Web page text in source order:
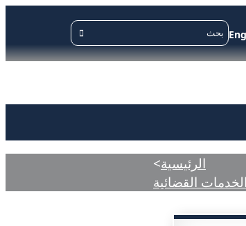
الرئيسية>
القضائية